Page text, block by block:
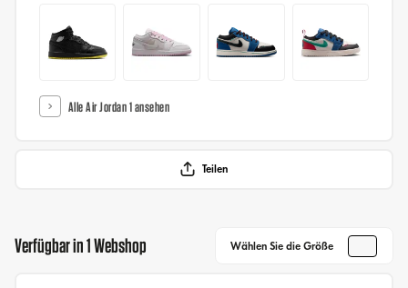
Alle Air Jordan 1 ansehen
Teilen
Verfügbar in 1 Webshop Wählen Sie die Größe